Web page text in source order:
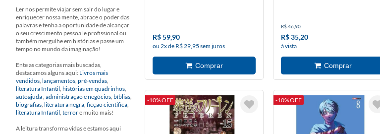
Ler nos permite viajar sem sair do lugar e
enriquecer nossa mente, abrace o poder das
palavras e tenha a oportunidade de alcançar
o seu crescimento pessoal e profissional ou
também mergulhe em histórias e passe um
tempo no mundo da imaginação!
Ente as categorias mais buscadas,
destacamos alguns aqui: Livros mais
vendidos, lançamentos, pré-vendas,
literatura Infantil, histórias em quadrinhos,
autoajuda, administração e negócios, bíblias,
biografias, literatura negra, ficção cientifica,
literatura Infantil, terrore muito mais!
A leitura transforma vidas e estamos aqui
R$ 59,90
ou 2x de R$ 29,95 sem juros
R$ 46,90
R$ 35,20
à vista
-10% OFF -10% OFF